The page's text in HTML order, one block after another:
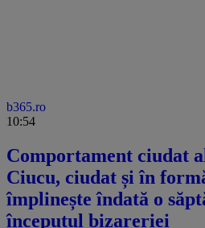
b365.ro
10:54
Comportament ciudat
Ciucu, ciudat și în
împlinește îndată o
începutul bizareriei